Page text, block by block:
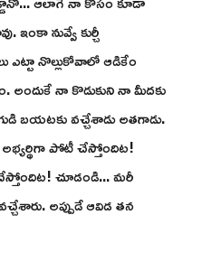
నువ్వే కుర్చీ
ఎట్టా నొల్లుకోవాలో ఆడికేం
అందుకే నా కొడుకుని నా మీదకు
బయటకు వచ్చేశాడు అతగాడు.
అభ్యర్థిగా పోటీ చేస్తోందిట!
చూడండి... మరీ
అప్పుడే ఆవిడ తన